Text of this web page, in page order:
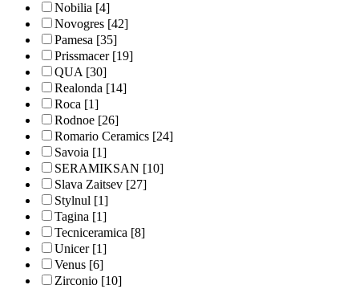
Nobilia [4]
Novogres [42]
Pamesa [35]
Prissmacer[19]
QUA[30]
Realonda [14]
Roca [1]
Rodnoe [26]
Romario Ceramics [24]
Savoia [1]
SERAMIKSAN [10]
Slava Zaitsev [27]
Stylnul [1]
Tagina [1]
Tecniceramica [8]
Unicer[1]
Venus [6]
Zirconio [10]